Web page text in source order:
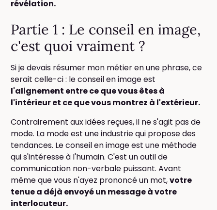
révélation.
Partie 1 : Le conseil en image,
c'est quoi vraiment ?
Si je devais résumer mon métier en une phrase, ce
serait celle-ci : le conseil en image est
l'alignement entre ce que vous êtes à
l'intérieur et ce que vous montrez à l'extérieur.
Contrairement aux idées reçues, il ne s'agit pas de
mode. La mode est une industrie qui propose des
tendances. Le conseil en image est une méthode
qui s'intéresse à l'humain. C'est un outil de
communication non-verbale puissant. Avant
même que vous n'ayez prononcé un mot,votre
tenue a déjà envoyé un message à votre
interlocuteur.